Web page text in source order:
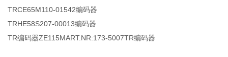
TRCE65M110-01542编码器
TRHE58S207-00013编码器
TR编码器ZE115MART.NR:173-5007TR编码器